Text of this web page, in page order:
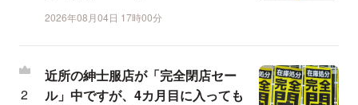
2026年08月04日 17時00分
近所の紳士服店が「完全閉店セー
ル」中ですが、4カ月目に入っても